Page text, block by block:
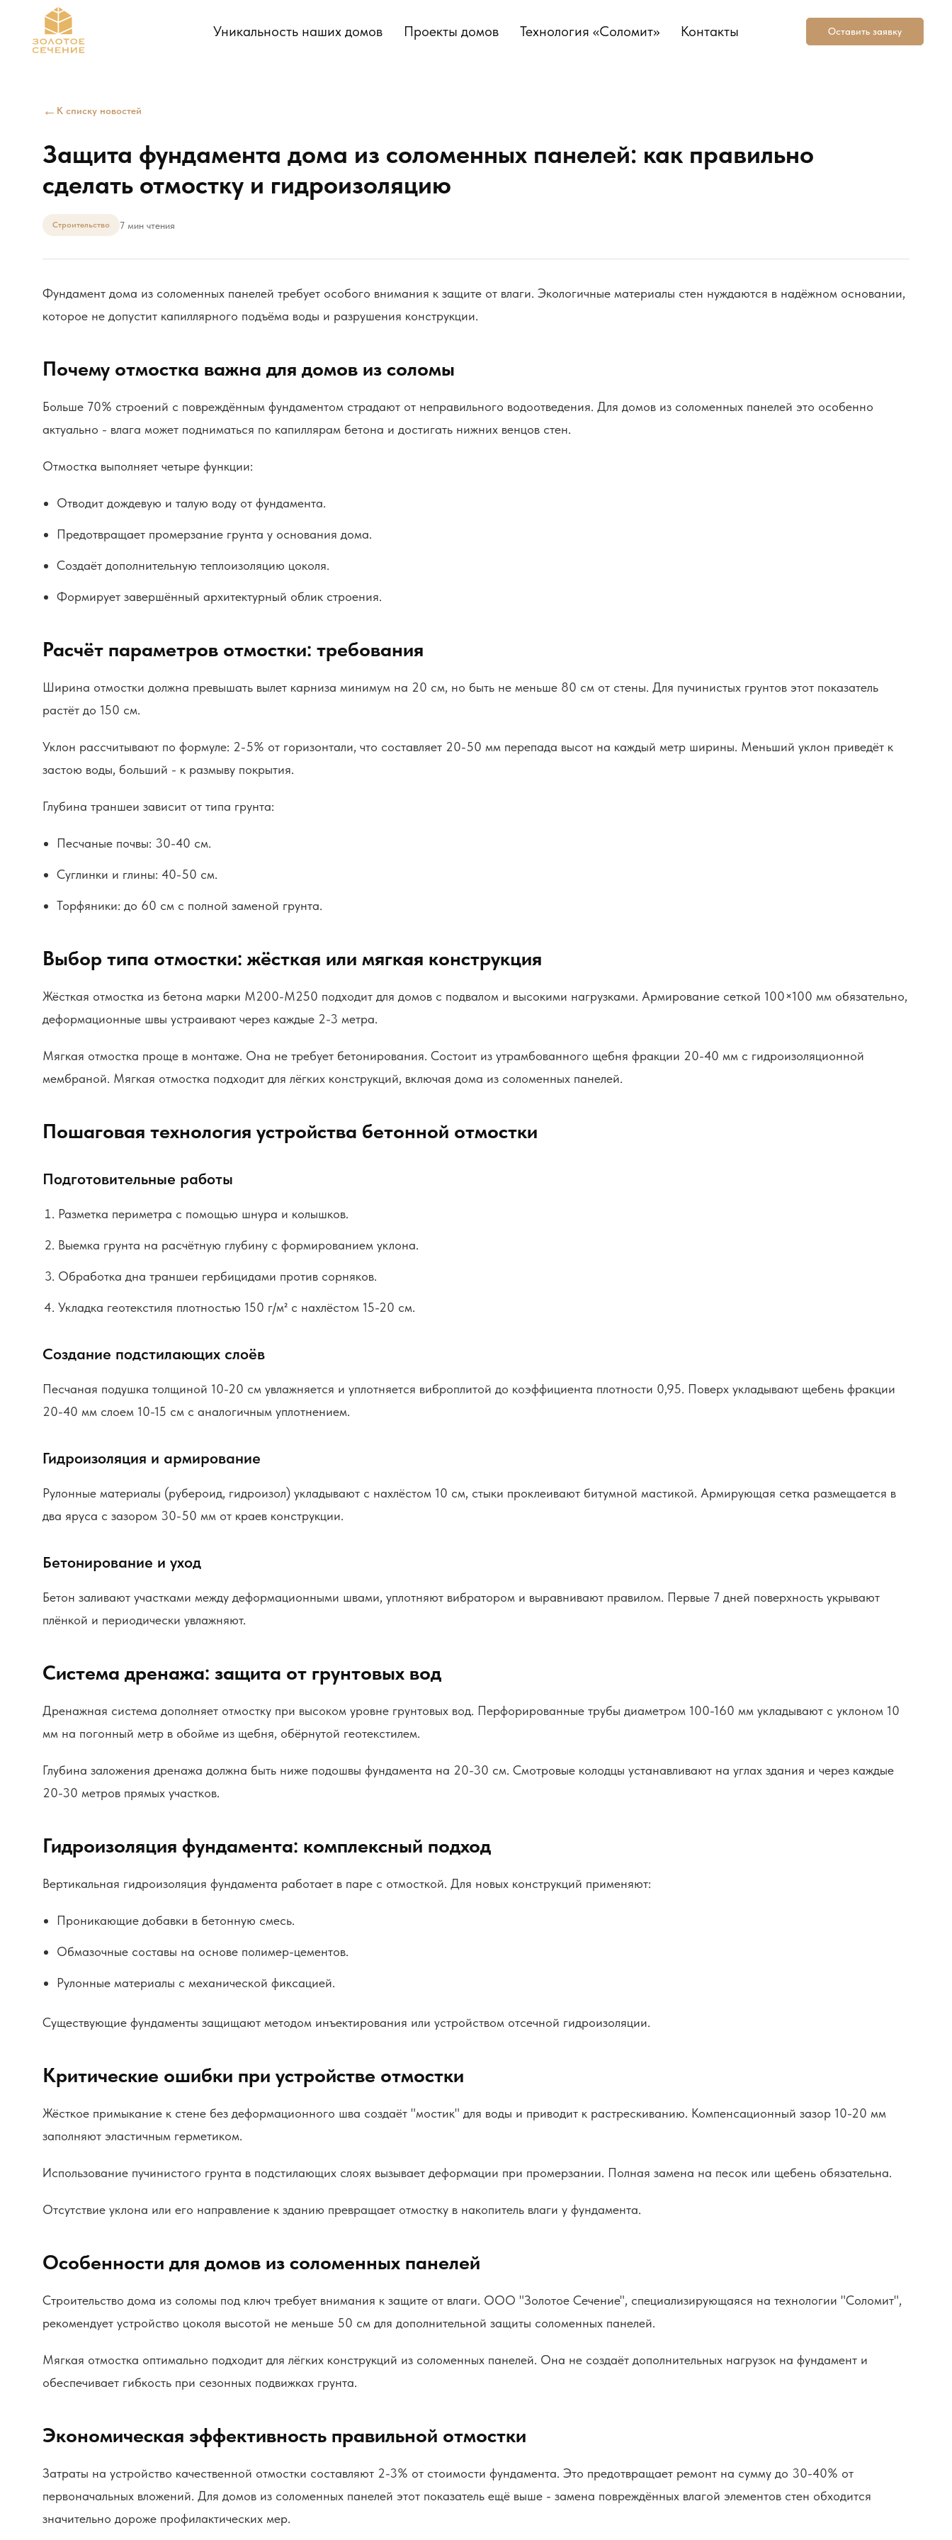
Уникальность наших домов Проекты домов Технология «Соломит» Контакты Оставить заявку
← К списку новостей
Защита фундамента дома из соломенных панелей: как правильно
сделать отмостку и гидроизоляцию
Строительство 7 мин чтения
Фундамент дома из соломенных панелей требует особого внимания к защите от влаги. Экологичные материалы стен нуждаются в надёжном основании,
которое не допустит капиллярного подъёма воды и разрушения конструкции.
Почему отмостка важна для домов из соломы
Больше 70% строений с повреждённым фундаментом страдают от неправильного водоотведения. Для домов из соломенных панелей это особенно
актуально - влага может подниматься по капиллярам бетона и достигать нижних венцов стен.
Отмостка выполняет четыре функции:
Отводит дождевую и талую воду от фундамента.
Предотвращает промерзание грунта у основания дома.
Создаёт дополнительную теплоизоляцию цоколя.
Формирует завершённый архитектурный облик строения.
Расчёт параметров отмостки: требования
Ширина отмостки должна превышать вылет карниза минимум на 20 см, но быть не меньше 80 см от стены. Для пучинистых грунтов этот показатель
растёт до 150 см.
Уклон рассчитывают по формуле: 2-5% от горизонтали, что составляет 20-50 мм перепада высот на каждый метр ширины. Меньший уклон приведёт к
застою воды, больший - к размыву покрытия.
Глубина траншеи зависит от типа грунта:
Песчаные почвы: 30-40 см.
Суглинки и глины: 40-50 см.
Торфяники: до 60 см с полной заменой грунта.
Выбор типа отмостки: жёсткая или мягкая конструкция
Жёсткая отмостка из бетона марки М200-М250 подходит для домов с подвалом и высокими нагрузками. Армирование сеткой 100×100 мм обязательно,
деформационные швы устраивают через каждые 2-3 метра.
Мягкая отмостка проще в монтаже. Она не требует бетонирования. Состоит из утрамбованного щебня фракции 20-40 мм с гидроизоляционной
мембраной. Мягкая отмостка подходит для лёгких конструкций, включая дома из соломенных панелей.
Пошаговая технология устройства бетонной отмостки
Подготовительные работы
Разметка периметра с помощью шнура и колышков.
Выемка грунта на расчётную глубину с формированием уклона.
Обработка дна траншеи гербицидами против сорняков.
Укладка геотекстиля плотностью 150 г/м² с нахлёстом 15-20 см.
Создание подстилающих слоёв
Песчаная подушка толщиной 10-20 см увлажняется и уплотняется виброплитой до коэффициента плотности 0,95. Поверх укладывают щебень фракции
20-40 мм слоем 10-15 см с аналогичным уплотнением.
Гидроизоляция и армирование
Рулонные материалы (рубероид, гидроизол) укладывают с нахлёстом 10 см, стыки проклеивают битумной мастикой. Армирующая сетка размещается в
два яруса с зазором 30-50 мм от краев конструкции.
Бетонирование и уход
Бетон заливают участками между деформационными швами, уплотняют вибратором и выравнивают правилом. Первые 7 дней поверхность укрывают
плёнкой и периодически увлажняют.
Система дренажа: защита от грунтовых вод
Дренажная система дополняет отмостку при высоком уровне грунтовых вод. Перфорированные трубы диаметром 100-160 мм укладывают с уклоном 10
мм на погонный метр в обойме из щебня, обёрнутой геотекстилем.
Глубина заложения дренажа должна быть ниже подошвы фундамента на 20-30 см. Смотровые колодцы устанавливают на углах здания и через каждые
20-30 метров прямых участков.
Гидроизоляция фундамента: комплексный подход
Вертикальная гидроизоляция фундамента работает в паре с отмосткой. Для новых конструкций применяют:
Проникающие добавки в бетонную смесь.
Обмазочные составы на основе полимер-цементов.
Рулонные материалы с механической фиксацией.
Существующие фундаменты защищают методом инъектирования или устройством отсечной гидроизоляции.
Критические ошибки при устройстве отмостки
Жёсткое примыкание к стене без деформационного шва создаёт "мостик" для воды и приводит к растрескиванию. Компенсационный зазор 10-20 мм
заполняют эластичным герметиком.
Использование пучинистого грунта в подстилающих слоях вызывает деформации при промерзании. Полная замена на песок или щебень обязательна.
Отсутствие уклона или его направление к зданию превращает отмостку в накопитель влаги у фундамента.
Особенности для домов из соломенных панелей
Строительство дома из соломы под ключ требует внимания к защите от влаги. ООО "Золотое Сечение", специализирующаяся на технологии "Соломит",
рекомендует устройство цоколя высотой не меньше 50 см для дополнительной защиты соломенных панелей.
Мягкая отмостка оптимально подходит для лёгких конструкций из соломенных панелей. Она не создаёт дополнительных нагрузок на фундамент и
обеспечивает гибкость при сезонных подвижках грунта.
Экономическая эффективность правильной отмостки
Затраты на устройство качественной отмостки составляют 2-3% от стоимости фундамента. Это предотвращает ремонт на сумму до 30-40% от
первоначальных вложений. Для домов из соломенных панелей этот показатель ещё выше - замена повреждённых влагой элементов стен обходится
значительно дороже профилактических мер.